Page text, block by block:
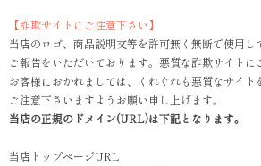
【詐欺サイトにご注意下さい】
当店のロゴ、商品説明文等を許可無く無断で使用し
ご報告をいただいております。悪質な詐欺サイトに
お客様におかれましては、くれぐれも悪質なサイ
ご注意下さいますようお願い申し上げます。
当店の正規のドメイン(URL)は下記となります。
当店トップページURL